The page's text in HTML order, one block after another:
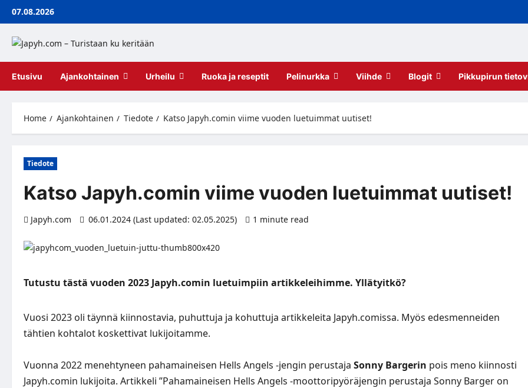
Skip07.08.2026
Etusivu Ajankohtainen Urheilu Ruoka ja reseptit Pelinurkka Viihde Blogit Pikkupirun
Home Ajankohtainen Tiedote Katso Japyh.comin viime vuoden luetuimmat uutiset!
Tiedote
Katso Japyh.comin viime vuoden luetuimmat uutiset!
Japyh.com 06.01.2024 (Last updated: 02.05.2025) 1 minute read
Tutustu tästä vuoden 2023 Japyh.comin luetuimpiin artikkeleihimme. Yllätyitkö?
Vuosi 2023 oli täynnä kiinnostavia, puhuttuja ja kohuttuja artikkeleita Japyh.comissa. Myös edesmenneiden
tähtien kohtalot koskettivat lukijoitamme.
Vuonna 2022 menehtyneen pahamaineisen Hells Angels -jengin perustaja Sonny Bargerin pois meno kiinnosti
Japyh.comin lukijoita. Artikkeli ”Pahamaineisen Hells Angels -moottoripyöräjengin perustaja Sonny Barger on